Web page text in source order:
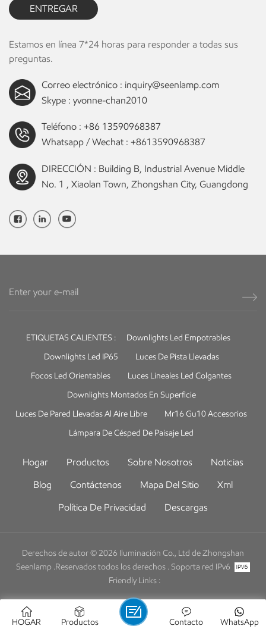
ENTREGAR
Estamos en línea 7*24 horas para responder a todas sus
preguntas.
Correo electrónico : inquiry@seenlamp.com
Skype : yvonne-chan2010
Teléfono : +86 13590968387
Whatsapp / Wechat : +8613590968387
DIRECCIÓN : Building B, Industrial Avenue Middle
No. 1 , Xiaolan Town, Zhongshan City, Guangdong
ETIQUETAS CALIENTES :
Downlights Led Empotrables
Downlights Led IP65
Luces De Pista Llevadas
Focos Led Orientables
Luces Lineales Led Colgantes
Downlights Montados En Superficie
Luces De Pared Llevadas Al Aire Libre
Mr16 Gu10 Accesorios
Lámpara De Césped De Paisaje Led
Hogar Productos Sobre Nosotros
Noticias
Blog
Contáctenos Mapa Del Sitio
Xml
Política De Privacidad
Descargas
Derechos de autor © 2026 Iluminación Co., Ltd de Zhongshan
Seenlamp .Reservados todos los derechos . Soporta red IPv6
Friendly Links :
HOGAR Productos WhatsApp
Contacto